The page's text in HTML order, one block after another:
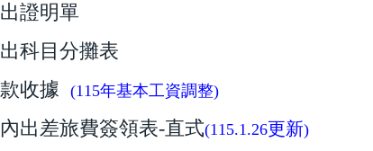
證明單
科目分攤表
收據 (115年基本工資調整)
出差旅費簽領表-直式(115.1.26更新)